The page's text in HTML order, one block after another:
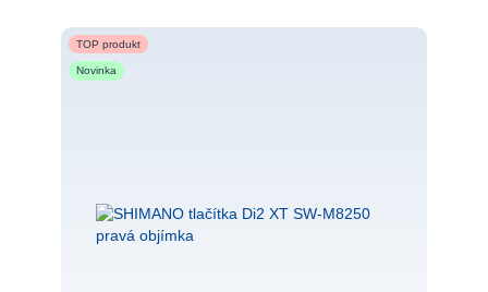
TOP produkt
Novinka